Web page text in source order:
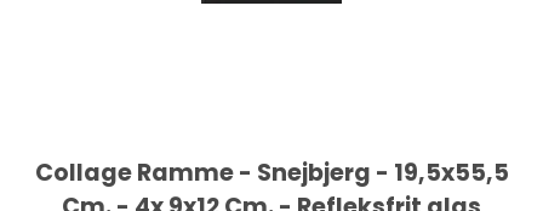
Collage Ramme - Snejbjerg - 19,5x55,5